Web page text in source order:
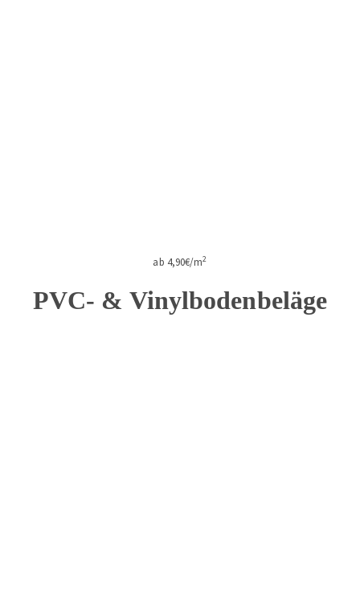
ab 4,90€/m2
PVC- & Vinylbodenbeläge